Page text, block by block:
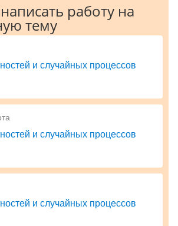
работу на
тему
и случайных процессов
и случайных процессов
и случайных процессов